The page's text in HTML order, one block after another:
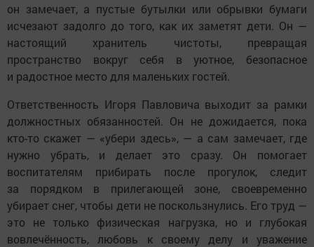
он замечает, а пустые бутылки или обрывки бумаги
исчезают задолго до того, как их заметят дети. Он —
настоящий хранитель чистоты, превращая
пространство вокруг себя в уютное, безопасное
и радостное место для маленьких гостей.
Ответственность Игоря Павловича выходит за рамки
должностных обязанностей. Он не дожидается, пока
кто-то скажет — «убери здесь», — а сам замечает, где
нужно убрать, и делает это сразу. Он помогает
воспитателям прибирать после прогулок, следит
за порядком в прилегающей зоне, своевременно
убирает снег, чтобы дети не поскользнулись. Его труд —
это не только физическая нагрузка, но и глубокая
вовлечённость, любовь к своему делу и уважение